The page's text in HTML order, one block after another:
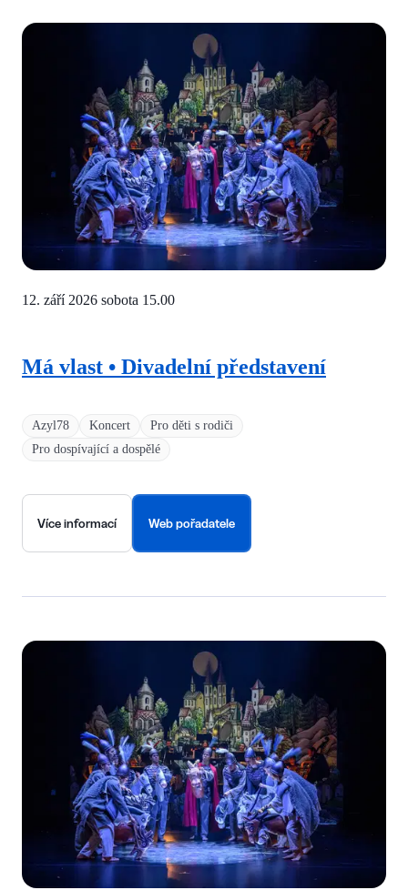
Azyl78 Koncert
Pro děti s rodiči
Pro dospívající a dospělé
Má vlast • Divadelní představení
12. září 2026 sobota 15.00
Více informací Web pořadatele